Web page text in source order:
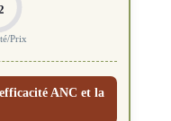
Prix
ANC et la